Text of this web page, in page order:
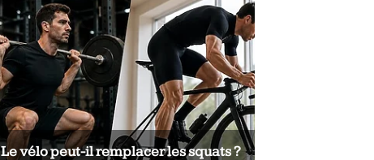
Le vélo peut-il remplacer les squats ?